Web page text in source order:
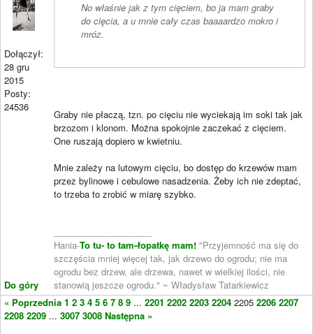
Dołączył:
28 gru
2015
Posty:
24536
Do góry
No właśnie jak z tym cięciem, bo ja mam graby
do cięcia, a u mnie cały czas baaaardzo mokro i
mróz.
Graby nie płaczą, tzn. po cięciu nie wyciekają im soki tak jak
brzozom i klonom. Można spokojnie zaczekać z cięciem.
One ruszają dopiero w kwietniu.
Mnie zależy na lutowym cięciu, bo dostęp do krzewów mam
przez bylinowe i cebulowe nasadzenia. Żeby ich nie zdeptać,
to trzeba to zrobić w miarę szybko.
Hania-To tu- to tam-łopatkę mam! "Przyjemność ma się do
szczęścia mniej więcej tak, jak drzewo do ogrodu; nie ma
ogrodu bez drzew, ale drzewa, nawet w wielkiej ilości, nie
stanowią jeszcze ogrodu." ~ Władysław Tatarkiewicz
« Poprzednia 1 2 3 4 5 6 7 8 9 ... 2201 2202 2203 2204 2205 2206 2207
2208 2209 ... 3007 3008 Następna »